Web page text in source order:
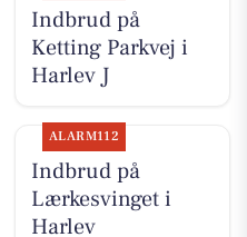
Indbrud på
Ketting Parkvej i
Harlev J
ALARM112
Indbrud på
Lærkesvinget i
Harlev